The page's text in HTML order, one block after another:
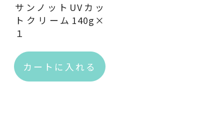
ラクラク定期便
ILACY（アイラシイ）とは
サンノットUVカッ
トクリーム140g×
１
カートに入れる